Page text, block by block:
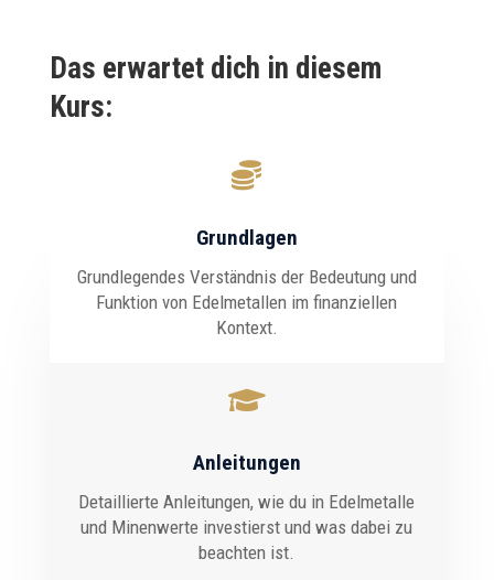
Das erwartet dich in diesem
Kurs:

Grundlagen
Grundlegendes Verständnis der Bedeutung und
Funktion von Edelmetallen im finanziellen
Kontext.

Anleitungen
Detaillierte Anleitungen, wie du in Edelmetalle
und Minenwerte investierst und was dabei zu
beachten ist.